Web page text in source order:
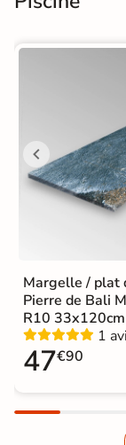
Margelle / plat
Pierre de Bali
R10 33x120cm
1
47€90